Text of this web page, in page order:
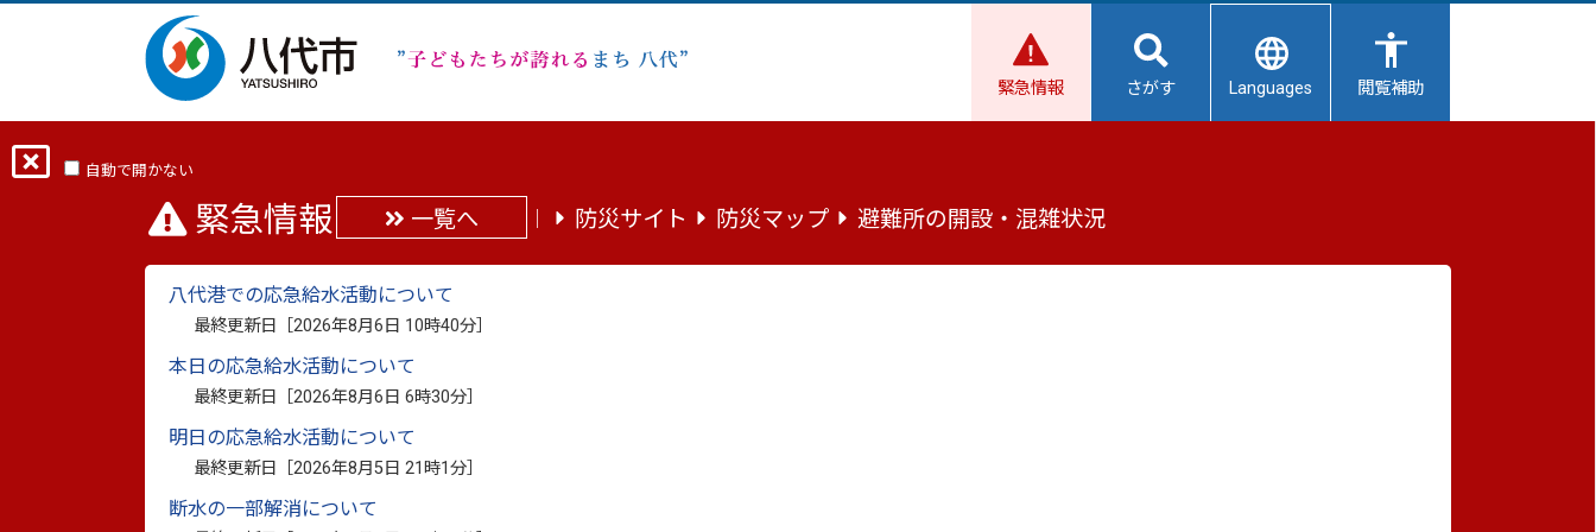
緊急情報 さがす Languages 閲覧補助
自動で開かない
緊急情報 一覧へ 防災サイト 防災マップ 避難所の開設・混雑状況
八代港での応急給水活動について
最終更新日［2026年8月6日 10時40分
本日の応急給水活動について
最終更新日［2026年8月6日 6時30分
明日の応急給水活動について
最終更新日［2026年8月5日 21時1分
断水の一部解消について
サイト内検索